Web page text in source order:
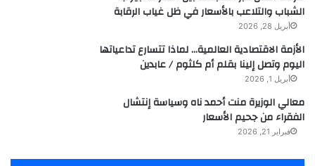
الشباب والتلاعب بالأسعار في ظل غياب الرقابة
أبريل 28, 2026
الأزمة الاقتصادية العالمية… لماذا تتسارع تداعياتها
اليوم وتصل إلينا بقلم أم كلثوم / عابدين
أبريل 1, 2026
معالي الوزيرة منت أحمد ناه وسياسة إنتشال
الفقراء من جحيم الأسعار
فبراير 21, 2026